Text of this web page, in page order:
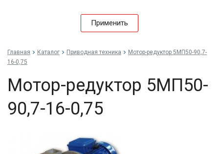
Применить
Главная Каталог Приводная техника
Мо­тор-ре­дук­тор 5МП50-90,7-
16-0,75
Мо­тор-ре­дук­тор 5МП50-
90,7-16-0,75